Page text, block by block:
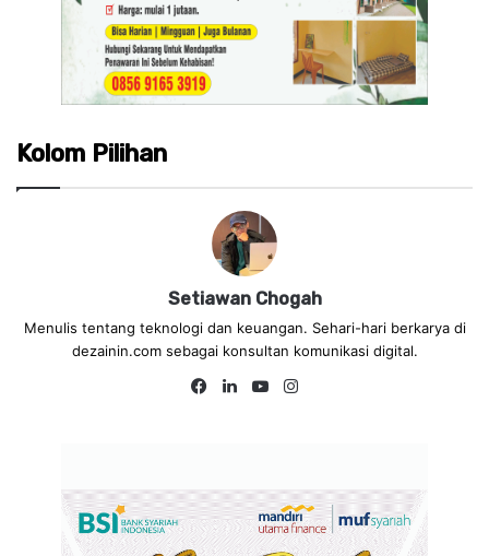
Kolom Pilihan
Setiawan Chogah
Menulis tentang teknologi dan keuangan. Sehari-hari berkarya di
dezainin.com sebagai konsultan komunikasi digital.
Fa
Lin
Yo